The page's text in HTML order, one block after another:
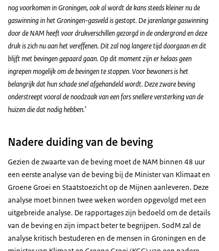
nog voorkomen in Groningen, ook al wordt de kans steeds kleiner nu de
gaswinning in het Groningen-gasveld is gestopt. De jarenlange gaswinning
door de NAM heeft voor drukverschillen gezorgd in de ondergrond en deze
druk is zich nu aan het vereffenen. Dit zal nog langere tijd doorgaan en dit
blijft met bevingen gepaard gaan. Op dit moment zijn er helaas geen
ingrepen mogelijk om de bevingen te stoppen. Voor bewoners is het
belangrijk dat hun schade snel afgehandeld wordt. Deze zware beving
onderstreept vooral de noodzaak van een fors snellere versterking van de
huizen die dat nodig hebben.’
Nadere duiding van de beving
Gezien de zwaarte van de beving moet de NAM binnen 48 uur
een eerste analyse van de beving bij de Minister van Klimaat en
Groene Groei en Staatstoezicht op de Mijnen aanleveren. Deze
analyse moet binnen twee weken worden opgevolgd met een
uitgebreide analyse. De rapportages zijn bedoeld om de details
van de beving en zijn impact beter te begrijpen. SodM zal de
analyse kritisch bestuderen en de mensen in Groningen en de